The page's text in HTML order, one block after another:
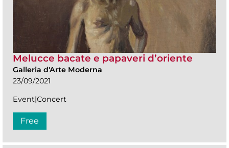
Melucce bacate e papaveri d’oriente
Galleria d'Arte Moderna
23/09/2021
Event|Concert
Free